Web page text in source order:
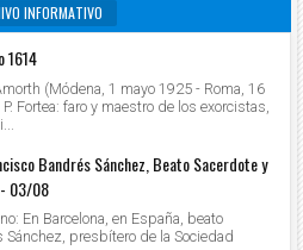
INFORMATIVO
1614
(Módena, 1 mayo 1925 - Roma, 16
Fortea: faro y maestro de los exorcistas,
Bandrés Sánchez, Beato Sacerdote y
03/08
En Barcelona, en España, beato
Sánchez, presbítero de la Sociedad